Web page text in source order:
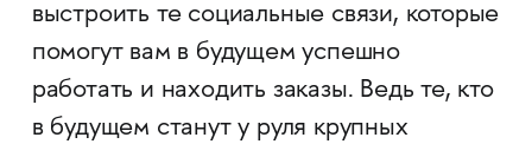
выстроить те социальные связи, которые
помогут вам в будущем успешно
работать и находить заказы. Ведь те, кто
в будущем станут у руля крупных